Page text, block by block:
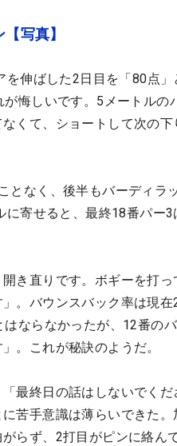
写真】
伸ばした2日目を「80点
悔しいです。5メートルの
くて、ショートして次の
となく、後半もバーディラ
寄せると、最終18番パー
き直りです。ボギーを打っ
。バウンスバック率は現在
ならなかったが、12番の
。これが秘訣のようだ。
最終日の話はしないでくだ
苦手意識は薄らいできた
らず、2打目がピンに絡ん